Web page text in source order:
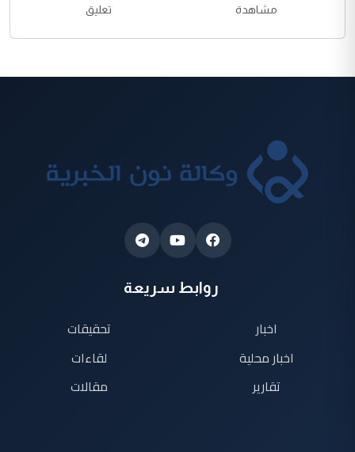
مشاهدة تعليق
روابط سريعة
اخبار
اخبار محلية
تقارير
تحقيقات
لقاءات
مقالات